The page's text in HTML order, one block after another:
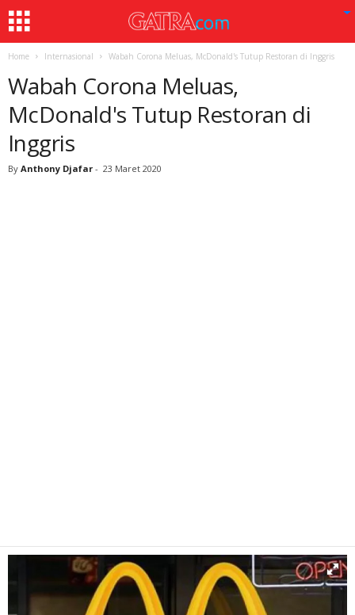
Home Internasional Wabah Corona Meluas, McDonald's Tutup Restoran di Inggris
Wabah Corona Meluas,
McDonald's Tutup Restoran di
Inggris
By Anthony Djafar - 23 Maret 2020